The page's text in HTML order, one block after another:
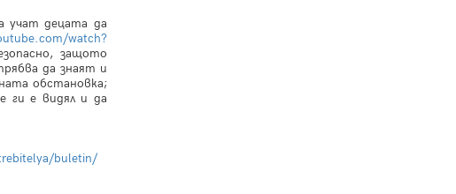
учат децата да
watch?
защото
да знаят и
обстановка;
ги е видял и да
buletin/